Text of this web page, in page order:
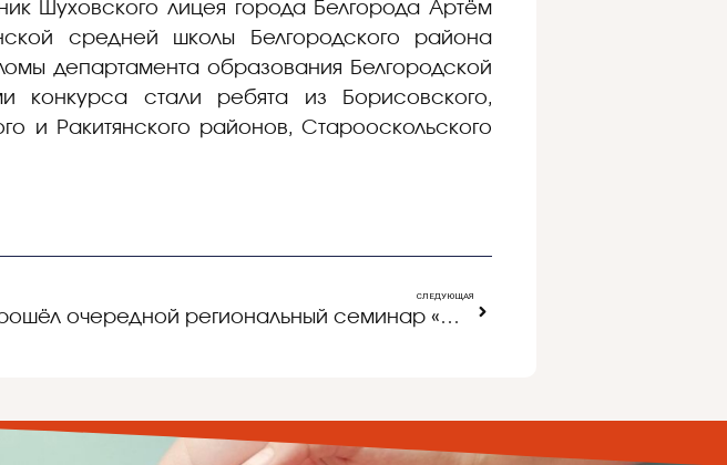
Шуховского лицея города Белгорода Артём
средней школы Белгородского района
департамента образования Белгородской
стали ребята из Борисовского,
и Ракитянского районов, Старооскольского
СЛЕДУЮЩАЯ
Прошёл очередной региональный семинар «О применении ИСОУ «Виртуальная школа»